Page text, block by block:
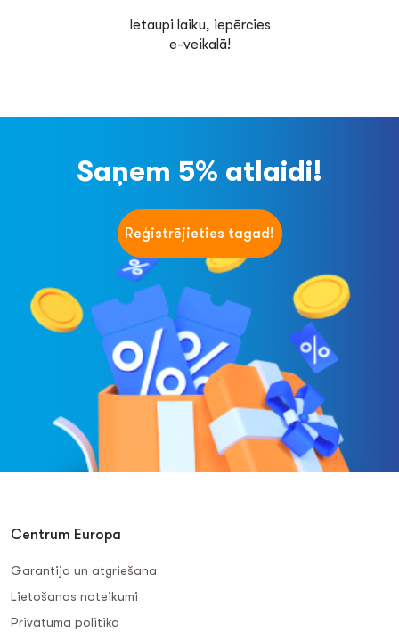
Ietaupi laiku, iepērcies
e-veikalā!
Saņem 5% atlaidi!
Reģistrējieties tagad!
Centrum Europa
Garantija un atgriešana
Lietošanas noteikumi
Privātuma politika